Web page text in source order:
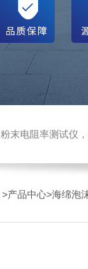
粉末电阻率测试仪，四探针法粉末
>产品中心>海绵泡